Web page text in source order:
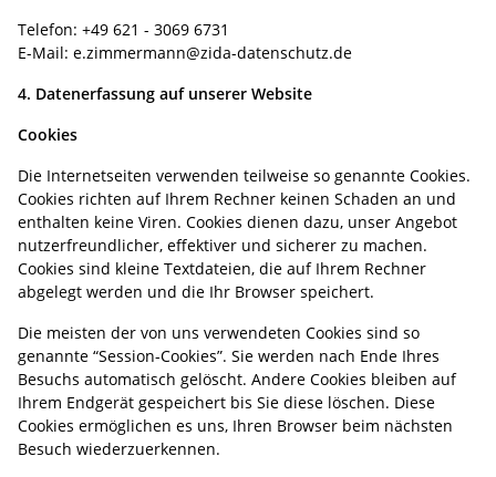
Telefon: +49 621 - 3069 6731
E-Mail: e.zimmermann@zida-datenschutz.de
4. Datenerfassung auf unserer Website
Cookies
Die Internetseiten verwenden teilweise so genannte Cookies.
Cookies richten auf Ihrem Rechner keinen Schaden an und
enthalten keine Viren. Cookies dienen dazu, unser Angebot
nutzerfreundlicher, effektiver und sicherer zu machen.
Cookies sind kleine Textdateien, die auf Ihrem Rechner
abgelegt werden und die Ihr Browser speichert.
Die meisten der von uns verwendeten Cookies sind so
genannte “Session-Cookies”. Sie werden nach Ende Ihres
Besuchs automatisch gelöscht. Andere Cookies bleiben auf
Ihrem Endgerät gespeichert bis Sie diese löschen. Diese
Cookies ermöglichen es uns, Ihren Browser beim nächsten
Besuch wiederzuerkennen.